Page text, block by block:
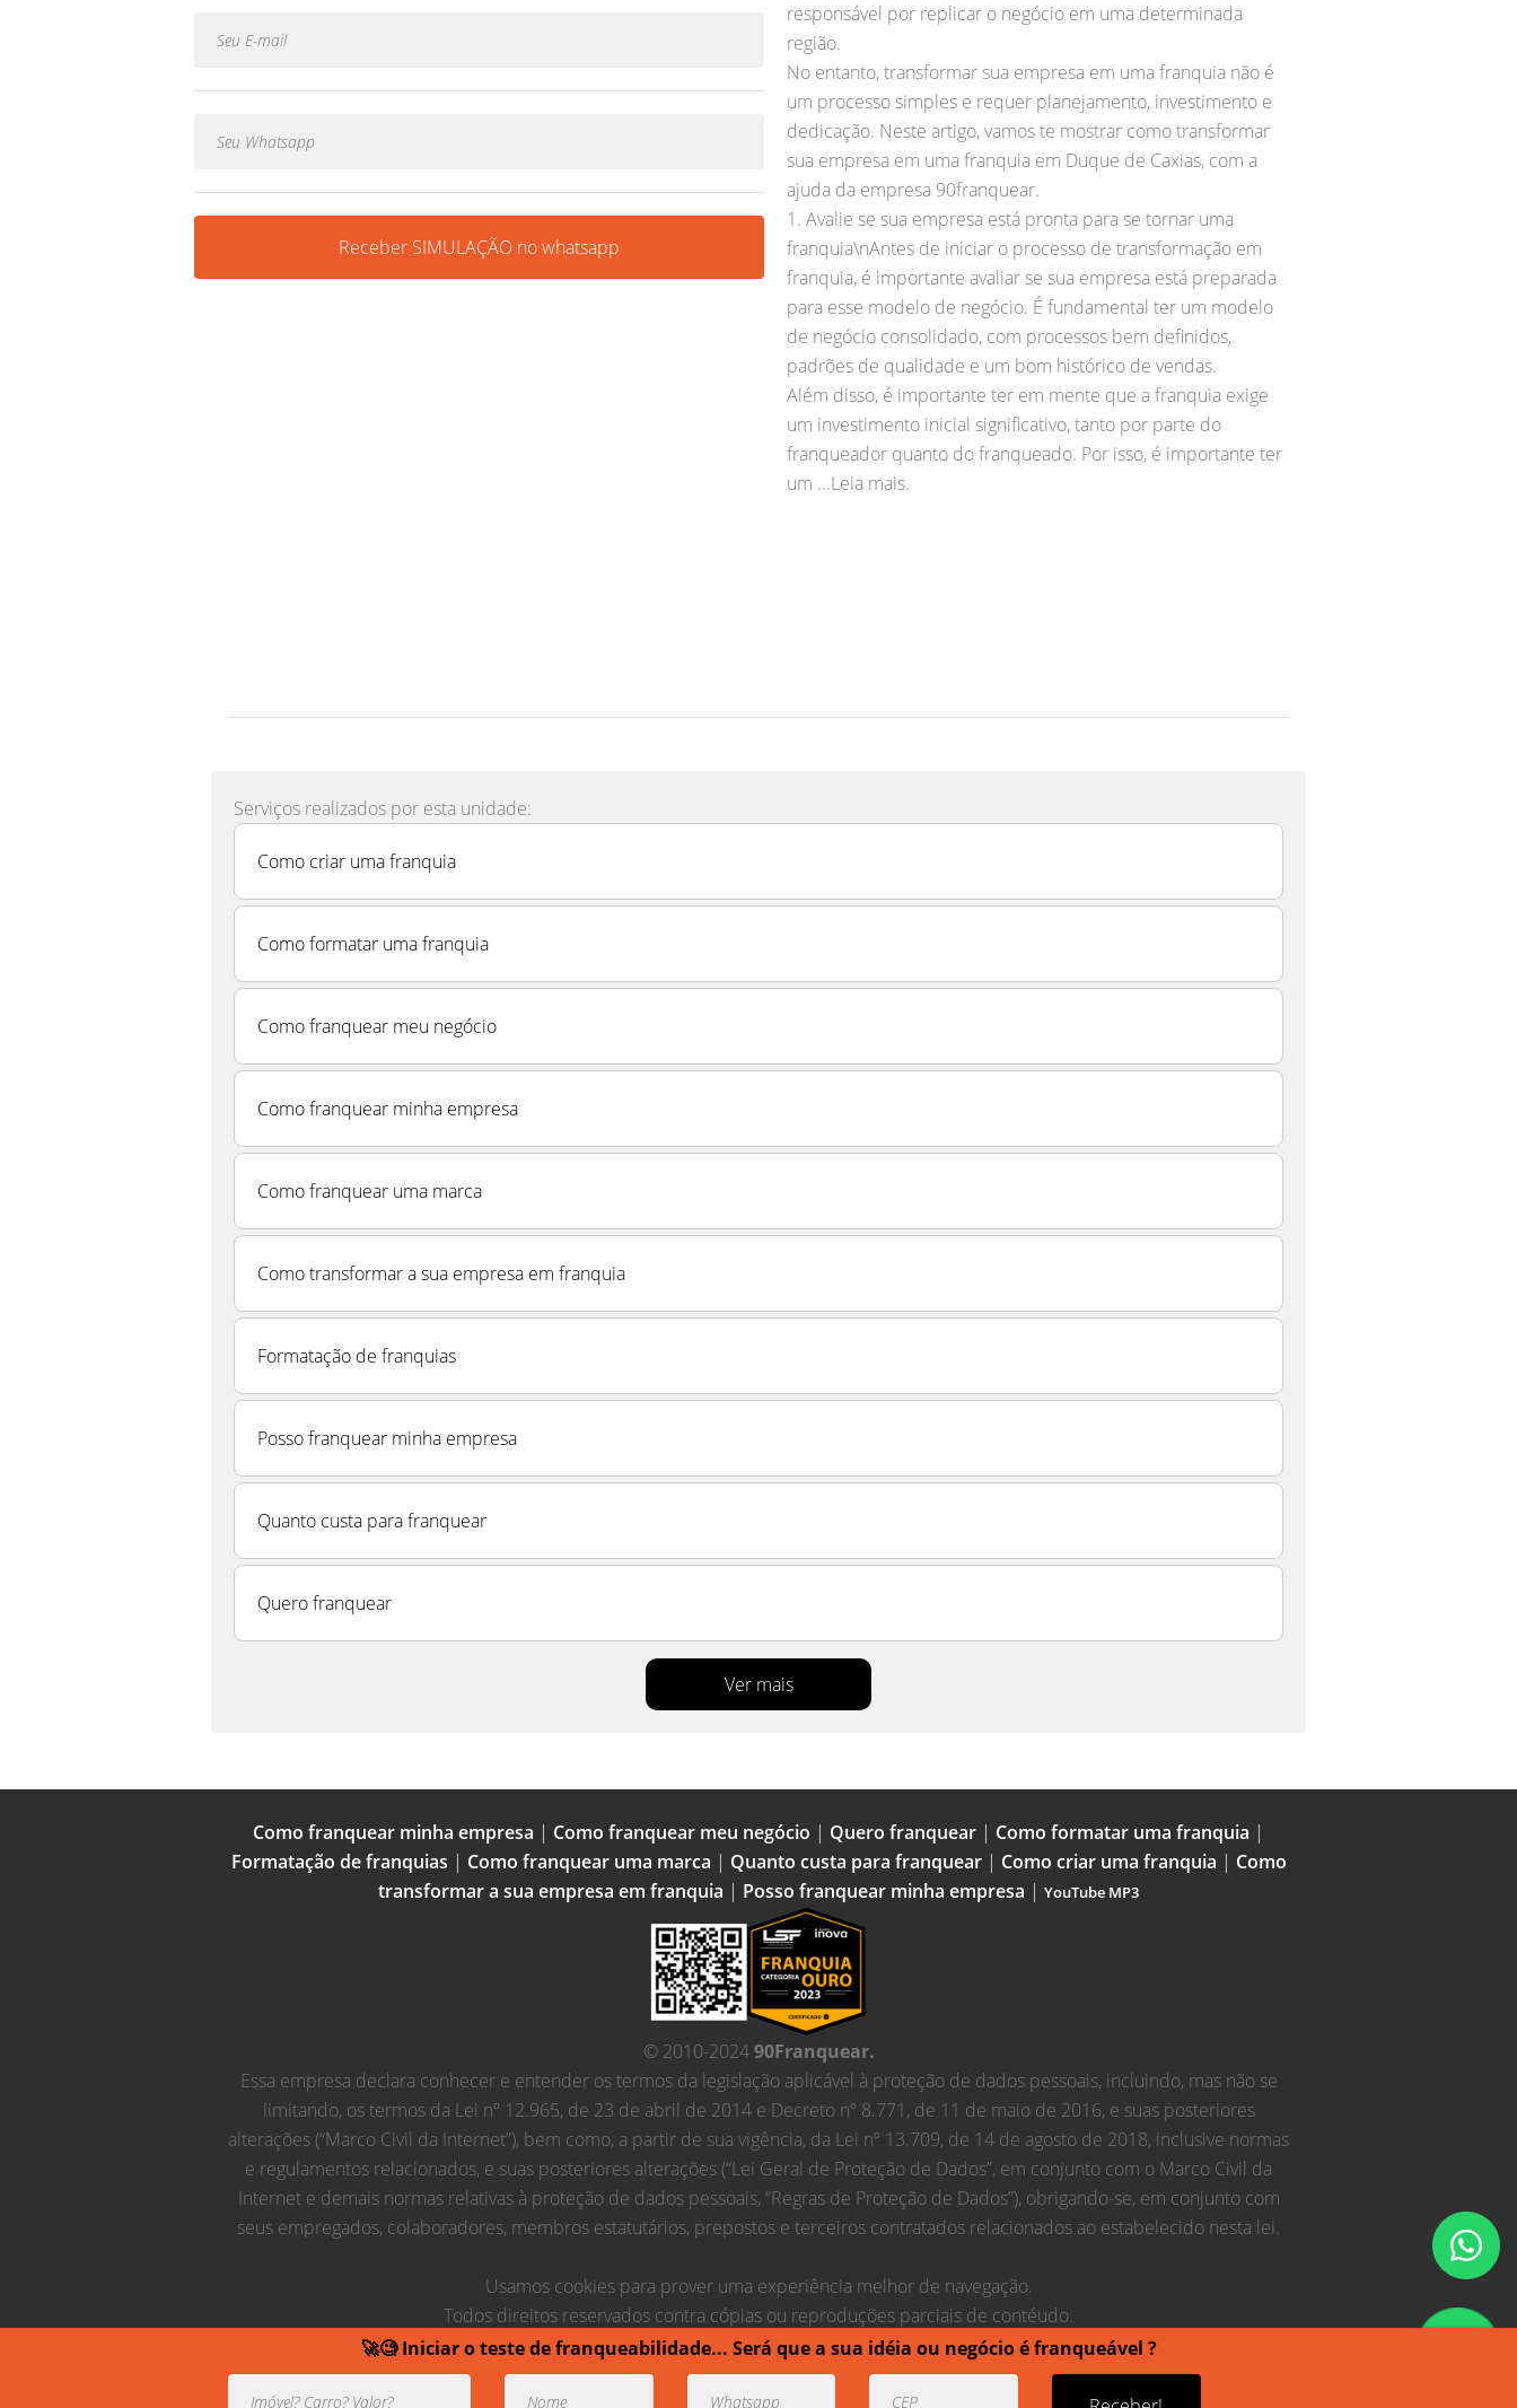
Receber SIMULAÇÃO no whatsapp
responsável por replicar o negócio em uma determinada
região.
No entanto, transformar sua empresa em uma franquia não é
um processo simples e requer planejamento, investimento e
dedicação. Neste artigo, vamos te mostrar como transformar
sua empresa em uma franquia em Duque de Caxias, com a
ajuda da empresa 90franquear.
1. Avalie se sua empresa está pronta para se tornar uma
franquia\nAntes de iniciar o processo de transformação em
franquia, é importante avaliar se sua empresa está preparada
para esse modelo de negócio. É fundamental ter um modelo
de negócio consolidado, com processos bem definidos,
padrões de qualidade e um bom histórico de vendas.
Além disso, é importante ter em mente que a franquia exige
um investimento inicial significativo, tanto por parte do
franqueador quanto do franqueado. Por isso, é importante ter
um ...Leia mais.
Serviços realizados por esta unidade:
Como criar uma franquia
Como formatar uma franquia
Como franquear meu negócio
Como franquear minha empresa
Como franquear uma marca
Como transformar a sua empresa em franquia
Formatação de franquias
Posso franquear minha empresa
Quanto custa para franquear
Quero franquear
Ver mais
🚀🧐 Iniciar o teste de franqueabilidade... Será que a sua idéia ou negócio é franqueável ?
Como franquear minha empresa | Como franquear meu negócio | Quero franquear | Como formatar uma franquia |
Formatação de franquias | Como franquear uma marca | Quanto custa para franquear| Como criar uma franquia | Como
transformar a sua empresa em franquia | Posso franquear minha empresa | YouTube MP3
© 2010-202490Franquear.
Essa empresa declara conhecer e entender os termos da legislação aplicável à proteção de dados pessoais, incluindo, mas não se
limitando, os termos da Lei nº 12.965, de 23 de abril de 2014 e Decreto nº 8.771, de 11 de maio de 2016, e suas posteriores
alterações (“Marco Civil da Internet”), bem como, a partir de sua vigência, da Lei nº 13.709, de 14 de agosto de 2018, inclusive normas
e regulamentos relacionados, e suas posteriores alterações (“Lei Geral de Proteção de Dados”, em conjunto com o Marco Civil da
Internet e demais normas relativas à proteção de dados pessoais, “Regras de Proteção de Dados”), obrigando-se, em conjunto com
seus empregados, colaboradores, membros estatutários, prepostos e terceiros contratados relacionados ao estabelecido nesta lei.
Usamos cookies para prover uma experiência melhor de navegação.
Todos direitos reservados contra cópias ou reproduções parciais de contéudo.